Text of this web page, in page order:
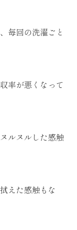
毎回の洗濯ごと
率が悪くなって
ルヌルした感触
えた感触もな